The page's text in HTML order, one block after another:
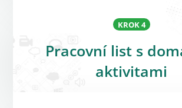
KROK 4
Pracovní list s
aktivitami